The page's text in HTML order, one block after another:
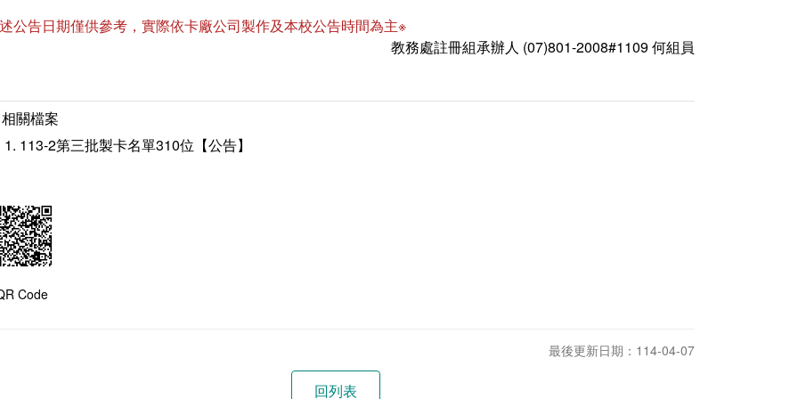
公告日期僅供參考，實際依卡廠公司製作及本校公告時間為主※
教務處註冊組承辦人 (07)801-2008#1109 何組員
相關檔案
113-2第三批製卡名單310位【公告】
Code
最後更新日期：114-04-07